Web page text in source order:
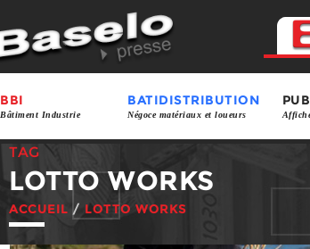
BBI
Bâtiment Industrie
BATIDISTRIBUTION
Négoce matériaux et loueurs
TAG
LOTTO WORKS
ACCUEIL / LOTTO WORKS